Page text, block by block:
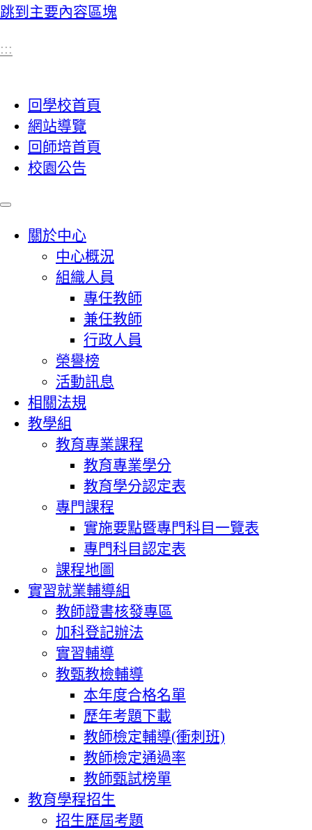
跳到主要內容區塊
:::
回學校首頁
網站導覽
回師培首頁
校園公告
關於中心
中心概況
組織人員
專任教師
兼任教師
行政人員
榮譽榜
活動訊息
相關法規
教學組
教育專業課程
教育專業學分
教育學分認定表
專門課程
實施要點暨專門科目一覽表
專門科目認定表
課程地圖
實習就業輔導組
教師證書核發專區
加科登記辦法
實習輔導
教甄教檢輔導
本年度合格名單
歷年考題下載
教師檢定輔導(衝刺班)
教師檢定通過率
教師甄試榜單
教育學程招生
招生歷屆考題